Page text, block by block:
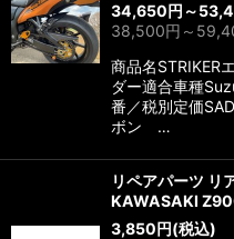
34,650円 ～
38,500円 ～
商品名STRIKER
ダー適合車種
番／税別定価
ボン …
リペアパーツ リ
KAWASAKI
3,850円(税込)